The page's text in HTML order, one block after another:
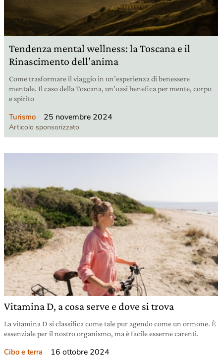
Tendenza mental wellness: la Toscana e il
Rinascimento dell’anima
Come trasformare il viaggio in un’esperienza di benessere
mentale. Il caso della Toscana, un’oasi benefica per mente, corpo
e spirito
Turismo 25 novembre 2024
Articolo sponsorizzato
Vitamina D, a cosa serve e dove si trova
La vitamina D si classifica come tale pur agendo come un ormone. È
essenziale per il nostro organismo, ma è facile esserne carenti.
Cibo e terra 16 ottobre 2024